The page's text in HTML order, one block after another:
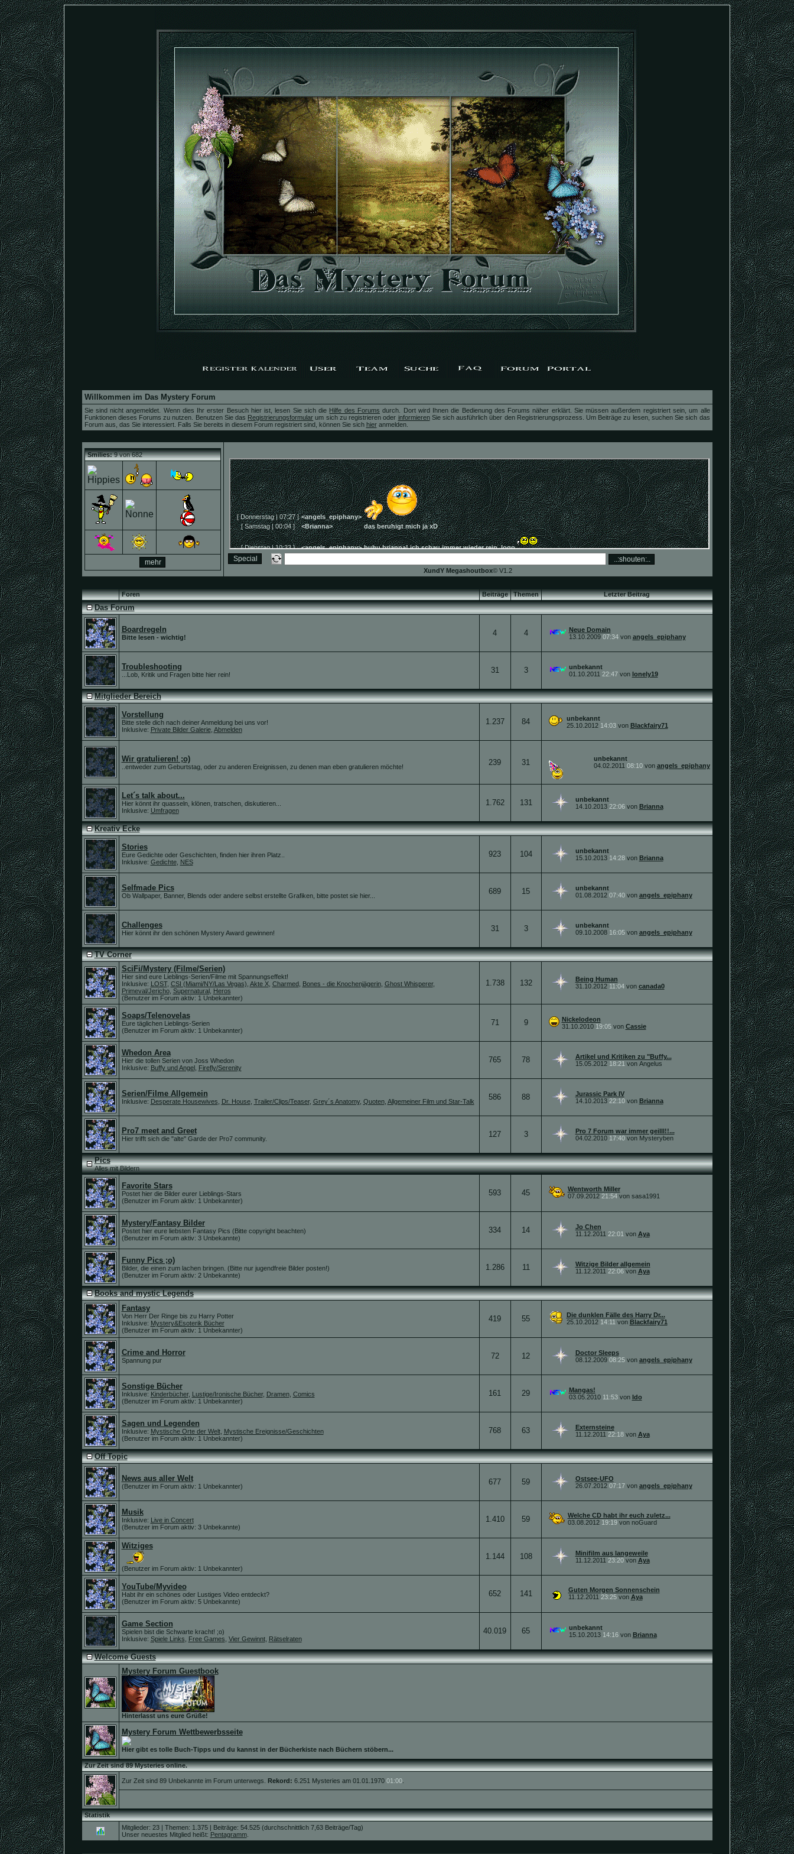
Willkommen im Das Mystery Forum
Sie sind nicht angemeldet. Wenn dies Ihr erster Besuch hier ist, lesen Sie sich die Hilfe des Forums durch. Dort wird Ihnen die Bedienung des Forums näher erklärt. Sie müssen außerdem registriert sein, um alle
Funktionen dieses Forums zu nutzen. Benutzen Sie das Registrierungsformular um sich zu registrieren oder informierenSie sich ausführlich über den Registrierungsprozess. Um Beiträge zu lesen, suchen Sie sich das
Forum aus, das Sie interessiert. Falls Sie bereits in diesem Forum registriert sind, können Sie sich hieranmelden.
Smilies:9 von 682
XundY Megashoutbox© V1.2
Foren Beiträge Themen Letzter Beitrag
Das Forum
Boardregeln
Bitte lesen - wichtig! 4 4
Neue Domain
13.10.2009 07:34von angels_epiphany
Troubleshooting
...Lob, Kritik und Fragen bitte hier rein! 31 3
unbekannt
01.10.2011 22:47von lonely19
Mitglieder Bereich
Vorstellung
Bitte stelle dich nach deiner Anmeldung bei uns vor!
Inklusive: Private Bilder Galerie, Abmelden
1.237 84
unbekannt
25.10.2012 14:03von Blackfairy71
Wir gratulieren! ;o)
..entweder zum Geburtstag, oder zu anderen Ereignissen, zu denen man eben gratulieren möchte! 239 31
unbekannt
04.02.2011 08:10von angels_epiphany
Let´s talk about...
Hier könnt ihr quasseln, klönen, tratschen, diskutieren...
Inklusive: Umfragen
1.762 131
unbekannt
14.10.2013 22:06von Brianna
Kreativ Ecke
Stories
Eure Gedichte oder Geschichten, finden hier ihren Platz..
Inklusive: Gedichte, NES
923 104
unbekannt
15.10.2013 14:28von Brianna
Selfmade Pics
Ob Wallpaper, Banner, Blends oder andere selbst erstellte Grafiken, bitte postet sie hier... 689 15
unbekannt
01.08.2012 07:40von angels_epiphany
Challenges
Hier könnt ihr den schönen Mystery Award gewinnen! 31 3
unbekannt
09.10.2008 16:05von angels_epiphany
TV Corner
SciFi/Mystery (Filme/Serien)
Hier sind eure Lieblings-Serien/Filme mit Spannungseffekt!
Inklusive: LOST, CSI (Miami/NY/Las Vegas) Akte X, Charmed, Bones - die Knochenjägerin, Ghost Whisperer,
Primeval/Jericho, Supernatural, Heros
(Benutzer im Forum aktiv: 1 Unbekannter)
1.738 132
Being Human
31.10.2012 11:04von canada0
Soaps/Telenovelas
Eure täglichen Lieblings-Serien
(Benutzer im Forum aktiv: 1 Unbekannter)
71 9
Nickelodeon
31.10.2010 19:05von Cassie
Whedon Area
Hier die tollen Serien von Joss Whedon
Inklusive: Buffy und Angel, Firefly/Serenity
765 78
Artikel und Kritiken zu "Buffy...
15.05.2012 18:21 von Angelus
Serien/Filme Allgemein
Inklusive: Desperate Housewives Dr. House, Trailer/Clips/Teaser, Grey´s Anatomy, Quoten, Allgemeiner Film und Star-Talk 586 88
Jurassic Park IV
14.10.2013 22:10von Brianna
Pro7 meet and Greet
Hier trifft sich die "alte" Garde der Pro7 community. 127 3
Pro 7 Forum war immer geilll!!...
04.02.2010 17:40von Mysteryben
Pics
Alles mit Bildern
Favorite Stars
Postet hier die Bilder eurer Lieblings-Stars
(Benutzer im Forum aktiv: 1 Unbekannter)
593 45
Wentworth Miller
07.09.2012 21:54von sasa1991
Mystery/Fantasy Bilder
Postet hier eure liebsten Fantasy Pics (Bitte copyright beachten)
(Benutzer im Forum aktiv: 3 Unbekannte)
334 14
Jo Chen
11.12.2011 22:01 von Aya
Funny Pics ;o)
Bilder, die einen zum lachen bringen. (Bitte nur jugendfreie Bilder posten!)
(Benutzer im Forum aktiv: 2 Unbekannte)
1.286 11
Witzige Bilder allgemein
11.12.2011 22:06von Aya
Books and mystic Legends
Fantasy
Von Herr Der Ringe bis zu Harry Potter
Inklusive: Mystery&Esoterik Bücher
(Benutzer im Forum aktiv: 1 Unbekannter)
419 55
Die dunklen Fälle des Harry Dr...
25.10.2012 14:11 von Blackfairy71
Crime and Horror
Spannung pur 72 12
Doctor Sleeps
08.12.2009 08:25von angels_epiphany
Sonstige Bücher
Inklusive: Kinderbücher, Lustige/Ironische Bücher, Dramen, Comics
(Benutzer im Forum aktiv: 1 Unbekannter)
161 29
Mangas!
03.05.2010 11:53von Ido
Sagen und Legenden
Inklusive: Mystische Orte der Welt, Mystische Ereignisse/Geschichten
(Benutzer im Forum aktiv: 1 Unbekannter)
768 63
Externsteine
11.12.2011 22:18von Aya
Off Topic
News aus aller Welt
(Benutzer im Forum aktiv: 1 Unbekannter) 677 59
Ostsee-UFO
26.07.2012 07:17von angels_epiphany
Musik
Inklusive: Live in Concert
(Benutzer im Forum aktiv: 3 Unbekannte)
1.410 59
Welche CD habt ihr euch zuletz...
03.08.2012 19:19von noGuard
Witziges
(Benutzer im Forum aktiv: 1 Unbekannter)
1.144 108
Minifilm aus langeweile
11.12.2011 23:20von Aya
YouTube/Myvideo
Habt ihr ein schönes oder Lustiges Video entdeckt?
(Benutzer im Forum aktiv: 5 Unbekannte)
652 141
Guten Morgen Sonnenschein
11.12.2011 23:25von Aya
Game Section
Spielen bist die Schwarte kracht! ;o)
Inklusive: Spiele Links Free Games Vier Gewinnt, Rätselraten
40.019 65
unbekannt
15.10.2013 14:16von Brianna
Welcome Guests
Mystery Forum Guestbook
Hinterlasst uns eure Grüße!
Mystery Forum Wettbewerbsseite
Hier gibt es tolle Buch-Tipps und du kannst in der Bücherkiste nach Büchern stöbern...
Zur Zeit sind 89 Mysteries online.
Zur Zeit sind 89 Unbekannte im Forum unterwegs. Rekord: 6.251 Mysteries am 01.01.1970 01:00.
Statistik
Mitglieder: 23 | Themen: 1.375 | Beiträge: 54.525 (durchschnittlich 7,63 Beiträge/Tag)
Unser neuestes Mitglied heißt: Pentagramm.